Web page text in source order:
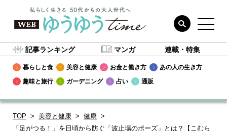
記事ランキング マンガ 連載・特集
暮らしと食 美容と健康 お金と働き方
あの人の生き方
趣味と旅行
ガーデニング 占い 通販
TOP 美容と健康
健康
「足がつる！」を日頃から防ぐ「波止場のポーズ」とは？【こむら